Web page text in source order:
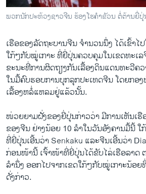
ພາສາອັງກິດ
ສຽງ
ລາຍການກະຈາຍສຽງ
ລາຍງານ
ຕິດຕາມພວກເຮົາ ທີ່
ພາສາຕ່າງໆ
ພວກນັກປະທ້ວງຊາວຈີນ​ ຮ້ອງໂຮຄໍາຂັວນ ຕໍ່ຕ້ານຍີ່
ເຮືອຂອງລັດຖະບານຈີນ ຈໍານວນນຶ່ງ ໄດ້ເຂົ້າໄ
ໃກ້ໆກັບໝູ່ເກາະ ທີ່ຍີ່ປຸ່ນຄວບຄຸມໃນເຂດທະເ
ຂະນະທີ່ການຜິດຖຽງກັນເລື້ອງດິນແດນທະວີຄ
ໃນມື້ຄົບຮອບການບຸກລຸກປະເທດຈີນ ໂດຍກອ
ເລື້ອງຫລໍ່ແຫລມຢູ່ແລ້ວນັ້ນ.
ໜ່ວຍຍາມຝັ່ງຂອງຍີ່ປຸ່ນກ່າວວ່າ ມີການເຫັນເຮື
ຂອງຈີນ ຢ່າງນ້ອຍ 10 ລໍາໃນວັນອັງຄານມື້ນີ້
ທີ່ຍີ່ປຸ່ນເອີ້ນວ່າ Senkaku ແລະຈີນເອີ້ນວ່າ
ກ່ອນໜ້ານີ້ ເຈົ້າໜ້າທີ່ຍີ່ປຸ່ນໄດ້ຂັບໄລ່ເຮືອລາດ
ລໍານຶ່ງ ອອກໄປຈາກເຂດໃກ້ໆກັບໝູ່ເກາະນ້ອຍ
ດັ່ງກ່າວ.